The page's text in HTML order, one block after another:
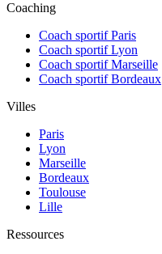
Coaching
Coach sportif Paris
Coach sportif Lyon
Coach sportif Marseille
Coach sportif Bordeaux
Villes
Paris
Lyon
Marseille
Bordeaux
Toulouse
Lille
Ressources